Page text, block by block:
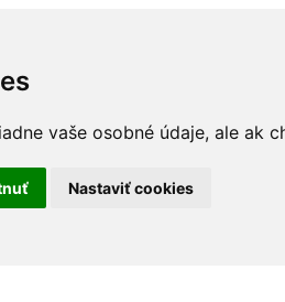
vaše osobné údaje, ale ak
Nastaviť cookies